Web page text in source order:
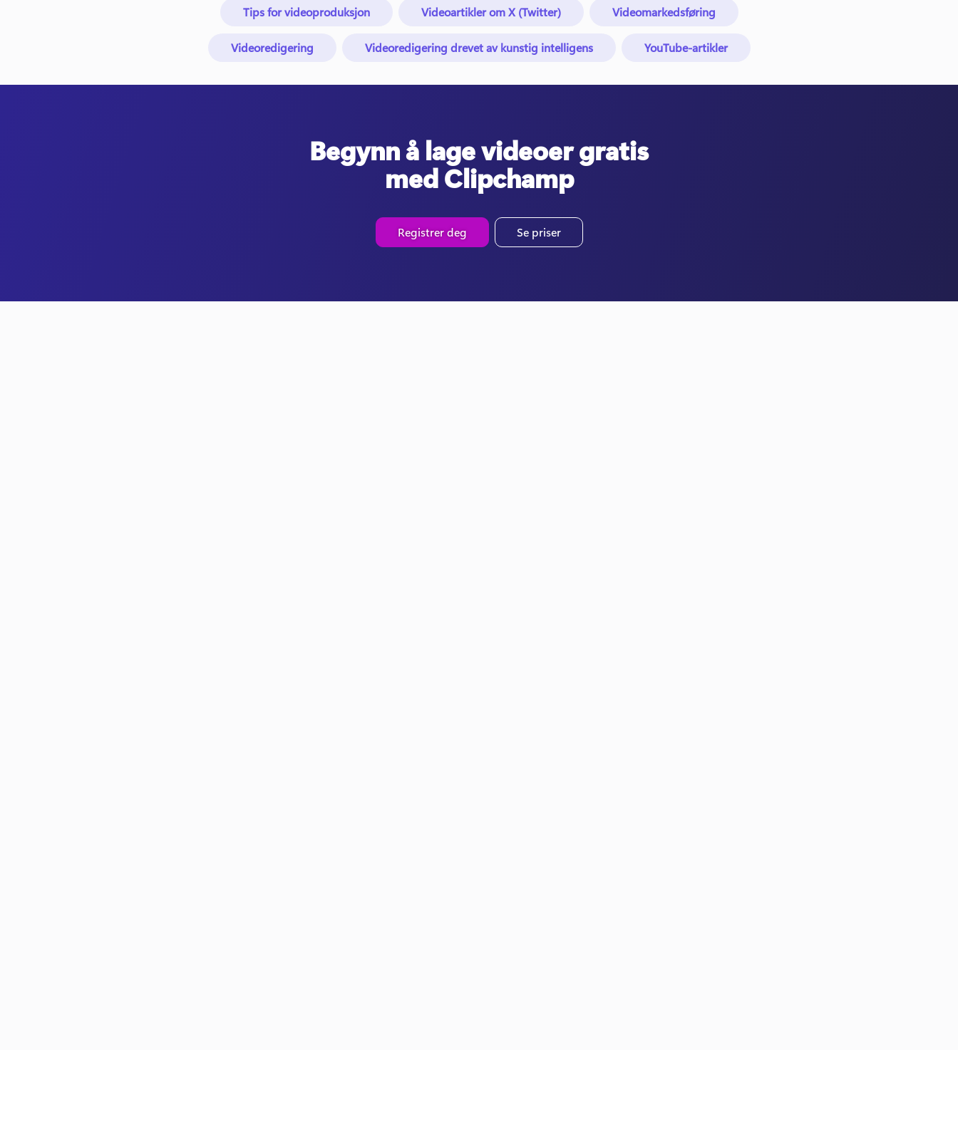
Tips for videoproduksjon Videoartikler om X (Twitter) Videomarkedsføring
Videoredigering Videoredigering drevet av kunstig intelligens YouTube-artikler
Begynn å lage videoer gratis
med Clipchamp
Registrer deg Se priser